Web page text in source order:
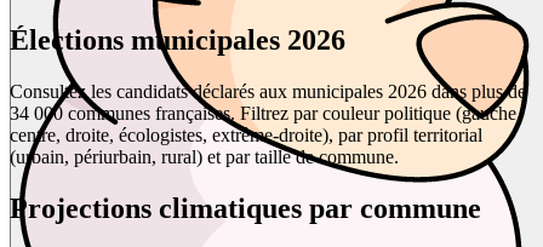
Élections municipales 2026
Consultez les candidats déclarés aux municipales 2026 dans plus de
34 000 communes françaises. Filtrez par couleur politique (gauche,
centre, droite, écologistes, extrême-droite), par profil territorial
(urbain, périurbain, rural) et par taille de commune.
Projections climatiques par commune